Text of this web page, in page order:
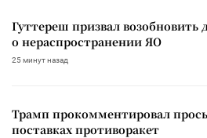
Гуттереш призвал
о нераспространении ЯО
25 минут назад
Трамп прокомментировал
поставках противоракет